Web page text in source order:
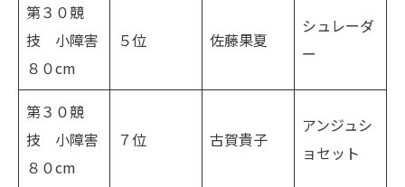
第３０競
技 小障害
８０cm
５位 佐藤果夏
シュレーダ
ー
第３０競
技 小障害
８０cm
７位 古賀貴子
アンジュシ
ョセット